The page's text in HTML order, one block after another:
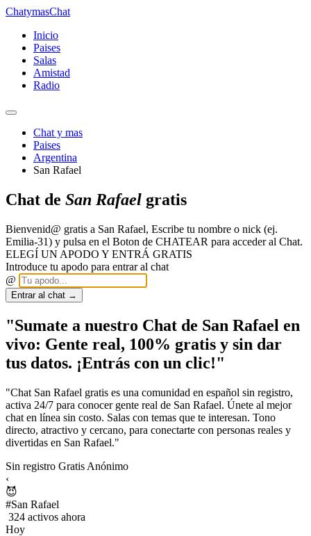
ChatymasChat
Inicio
Paises
Salas
Amistad
Radio
Chat y mas
Paises
Argentina
San Rafael
Chat de San Rafael gratis
Bienvenid@ gratis a San Rafael, Escribe tu nombre o nick (ej.
Emilia-31) y pulsa en el Boton de CHATEAR para acceder al Chat.
ELEGÍ UN APODO Y ENTRÁ GRATIS
Introduce tu apodo para entrar al chat
@
Entrar al chat →
"Sumate a nuestro Chat de San Rafael en
vivo: Gente real, 100% gratis y sin dar
tus datos. ¡Entrás con un clic!"
"Chat San Rafael gratis es una comunidad en español sin registro,
activa 24/7 para conocer gente real de San Rafael. Únete al mejor
chat en línea sin costo. Salas con temas que te interesan. Tono
directo, atractivo y cercano, para conectarte con personas reales y
divertidas en San Rafael."
Sin registro Gratis Anónimo
‹
😈
#San Rafael
324 activos ahora
Hoy